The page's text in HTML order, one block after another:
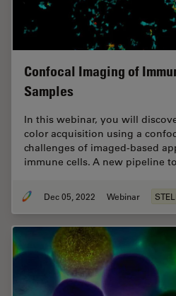
Confocal Imaging of
Samples
In this webinar, you will
color acquisition using a
challenges of imaged-based
immune cells. A new pipeline
Dec 05, 2022 Webinar